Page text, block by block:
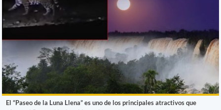
El “Paseo de la Luna Llena” es uno de los principales atractivos que